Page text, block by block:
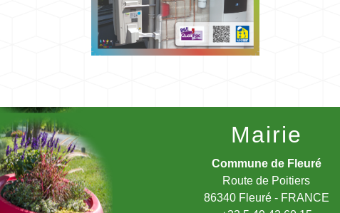
Mairie
Commune de Fleuré
Route de Poitiers
86340 Fleuré - FRANCE